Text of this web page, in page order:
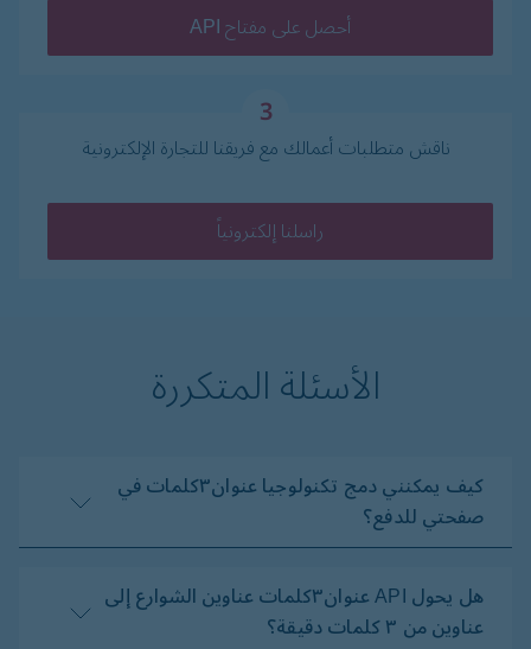
أحصل على مفتاح API
3
ناقش متطلبات أعمالك مع فريقنا للتجارة الإلكترونية
راسلنا إلكترونياً
الأسئلة المتكررة
كيف يمكنني دمج تكنولوجيا عنوان۳كلمات في
صفحتي للدفع؟
هل يحول API عنوان۳كلمات عناوين الشوارع إلى
عناوين من ۳ كلمات دقيقة؟